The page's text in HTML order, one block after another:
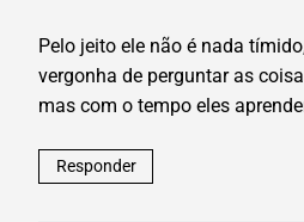
Pelo jeito ele não é nada
vergonha de perguntar as
mas com o tempo eles
Responder